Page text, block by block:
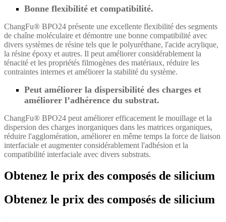
Bonne flexibilité et compatibilité.
ChangFu® BPO24 présente une excellente flexibilité des segments
de chaîne moléculaire et démontre une bonne compatibilité avec
divers systèmes de résine tels que le polyuréthane, l'acide acrylique,
la résine époxy et autres. Il peut améliorer considérablement la
ténacité et les propriétés filmogènes des matériaux, réduire les
contraintes internes et améliorer la stabilité du système.
Peut améliorer la dispersibilité des charges et
améliorer l’adhérence du substrat.
ChangFu® BPO24 peut améliorer efficacement le mouillage et la
dispersion des charges inorganiques dans les matrices organiques,
réduire l'agglomération, améliorer en même temps la force de liaison
interfaciale et augmenter considérablement l'adhésion et la
compatibilité interfaciale avec divers substrats.
Obtenez le prix des composés de silicium
Obtenez le prix des composés de silicium